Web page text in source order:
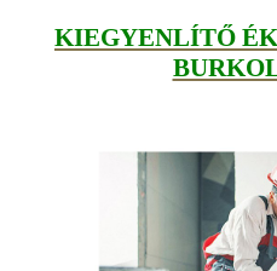
KIEGYENLÍTŐ